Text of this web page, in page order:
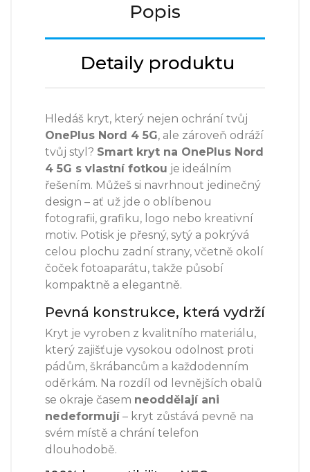
Popis
Detaily produktu
Hledáš kryt, který nejen ochrání tvůj
OnePlus Nord 4 5G, ale zároveň odráží
tvůj styl? Smart kryt na OnePlus Nord
4 5G s vlastní fotkou je ideálním
řešením. Můžeš si navrhnout jedinečný
design – ať už jde o oblíbenou
fotografii, grafiku, logo nebo kreativní
motiv. Potisk je přesný, sytý a pokrývá
celou plochu zadní strany, včetně okolí
čoček fotoaparátu, takže působí
kompaktně a elegantně.
Pevná konstrukce, která vydrží
Kryt je vyroben z kvalitního materiálu,
který zajišťuje vysokou odolnost proti
pádům, škrábancům a každodenním
oděrkám. Na rozdíl od levnějších obalů
se okraje časem neoddělají ani
nedeformují – kryt zůstává pevně na
svém místě a chrání telefon
dlouhodobě.